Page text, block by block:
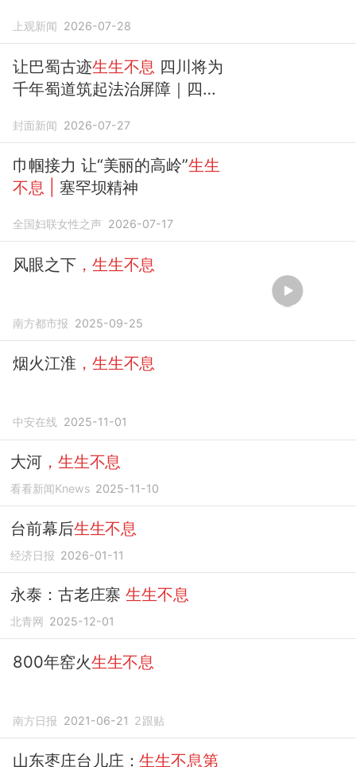
上观新闻 2026-07-28
让巴蜀古迹生生不息 四川将为
千年蜀道筑起法治屏障｜四川
封面新闻 2026-07-27
巾帼接力 让“美丽的高岭”生生
不息
塞罕坝精神
全国妇联女性之声 2026-07-17
风眼之下，生生不息
南方都市报 2025-09-25
烟火江淮 ，生生不息
中安在线 2025-11-01
大河，生生不息
看看新闻Knews 2025-11-10
台前幕后生生不息
经济日报 2026-01-11
永泰：古老庄寨生生不息
北青网 2025-12-01
800年窑火生生不息
南方日报 2021-06-21 2跟贴
山东枣庄台儿庄：生生不息第